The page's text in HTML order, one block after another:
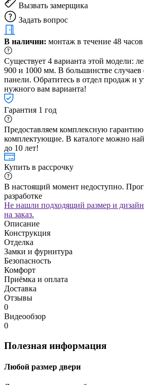
Вызвать замерщика
Задать вопрос
В наличии: монтаж в течение 48 часов
Существует 4 варианта этой модели:
900 и 1000 мм. В большинстве
панели. Обратитесь в отдел продаж и
нужного вам варианта!
Гарантия 1 год
Предоставляем комплексную гарантию
комплектующие. В каталоге можно
до 10 лет!
Купить в рассрочку
В настоящий момент недоступно.
разработке
Не нашли подходящий размер и
на заказ.
Описание
Конструкция
Отделка
Замки и фурнитура
Безопасность
Комфорт
Приёмка и оплата
Доставка
Отзывы
0
Видеообзор
0
Полезная информация
Любой размер двери